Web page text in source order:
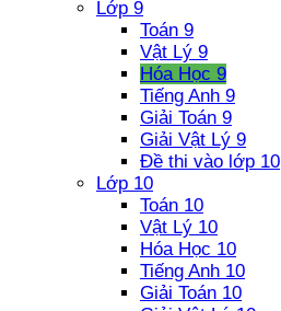
Lớp 9
Toán 9
Vật Lý 9
Hóa Học 9
Tiếng Anh 9
Giải Toán 9
Giải Vật Lý 9
Đề thi vào lớp 10
Lớp 10
Toán 10
Vật Lý 10
Hóa Học 10
Tiếng Anh 10
Giải Toán 10